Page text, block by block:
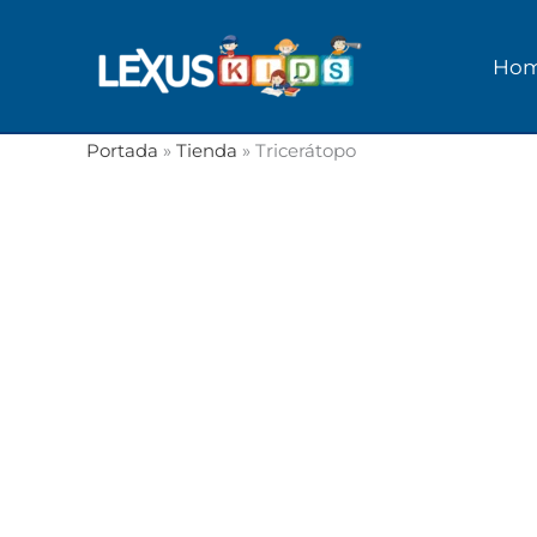
Portada » Tienda » Tricerátopo